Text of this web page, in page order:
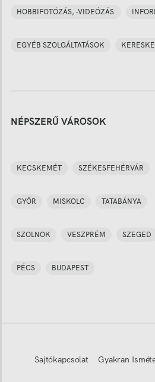
HOBBIFOTÓZÁS, -VIDEÓZÁS
EGYÉB SZOLGÁLTATÁSOK
NÉPSZERŰ VÁROSOK
KECSKEMÉT SZÉKESFEHÉRVÁR
GYŐR MISKOLC TATABÁNYA
SZOLNOK VESZPRÉM SZEGED
PÉCS BUDAPEST
Sajtókapcsolat Gyakran